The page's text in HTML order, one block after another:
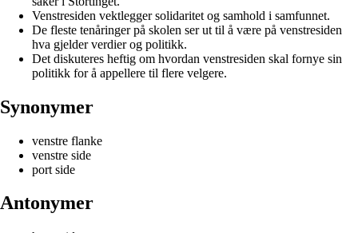
Venstresiden vektlegger solidaritet og samhold i samfunnet.
De fleste tenåringer på skolen ser ut til å være på venstresiden
hva gjelder verdier og politikk.
Det diskuteres heftig om hvordan venstresiden skal fornye sin
politikk for å appellere til flere velgere.
Synonymer
venstre flanke
venstre side
port side
Antonymer